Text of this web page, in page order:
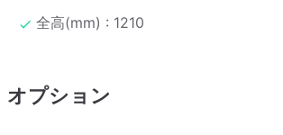
全高(mm) : 1210
オプション